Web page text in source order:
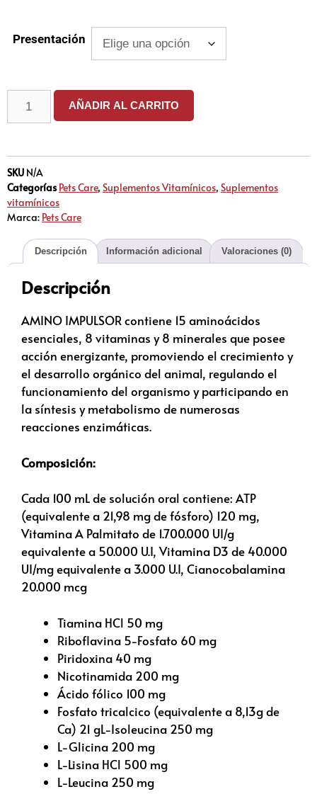
Presentación
AÑADIR AL CARRITO
SKU N/A
Categorías Pets Care, Suplementos Vitamínicos, Suplementos
vitamínicos
Marca: Pets Care
Descripción Información adicional Valoraciones (0)
Descripción
AMINO IMPULSOR contiene 15 aminoácidos
esenciales, 8 vitaminas y 8 minerales que posee
acción energizante, promoviendo el crecimiento y
el desarrollo orgánico del animal, regulando el
funcionamiento del organismo y participando en
la síntesis y metabolismo de numerosas
reacciones enzimáticas.
Composición:
Cada 100 mL de solución oral contiene: ATP
(equivalente a 21,98 mg de fósforo) 120 mg,
Vitamina A Palmitato de 1.700.000 UI/g
equivalente a 50.000 U.I, Vitamina D3 de 40.000
UI/mg equivalente a 3.000 U.I, Cianocobalamina
20.000 mcg
Tiamina HCl 50 mg
Riboflavina 5-Fosfato 60 mg
Piridoxina 40 mg
Nicotinamida 200 mg
Ácido fólico 100 mg
Fosfato tricalcico (equivalente a 8,13g de
Ca) 21 gL-Isoleucina 250 mg
L-Glicina 200 mg
L-Lisina HCl 500 mg
L-Leucina 250 mg